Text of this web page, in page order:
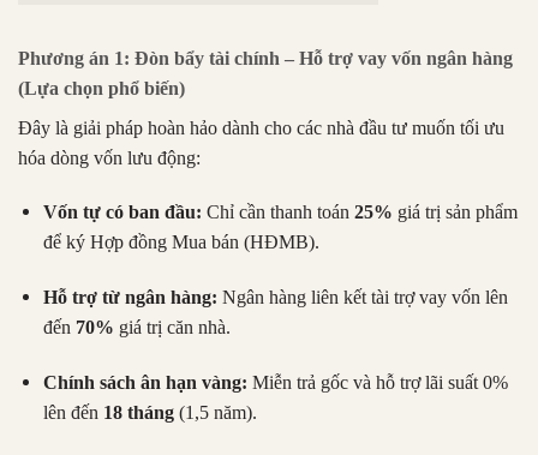
Phương án 1: Đòn bẩy tài chính – Hỗ trợ vay vốn ngân hàng
(Lựa chọn phổ biến)
Đây là giải pháp hoàn hảo dành cho các nhà đầu tư muốn tối ưu
hóa dòng vốn lưu động:
Vốn tự có ban đầu: Chỉ cần thanh toán 25% giá trị sản phẩm
để ký Hợp đồng Mua bán (HĐMB).
Hỗ trợ từ ngân hàng: Ngân hàng liên kết tài trợ vay vốn lên
đến 70% giá trị căn nhà.
Chính sách ân hạn vàng: Miễn trả gốc và hỗ trợ lãi suất 0%
lên đến 18 tháng(1,5 năm).